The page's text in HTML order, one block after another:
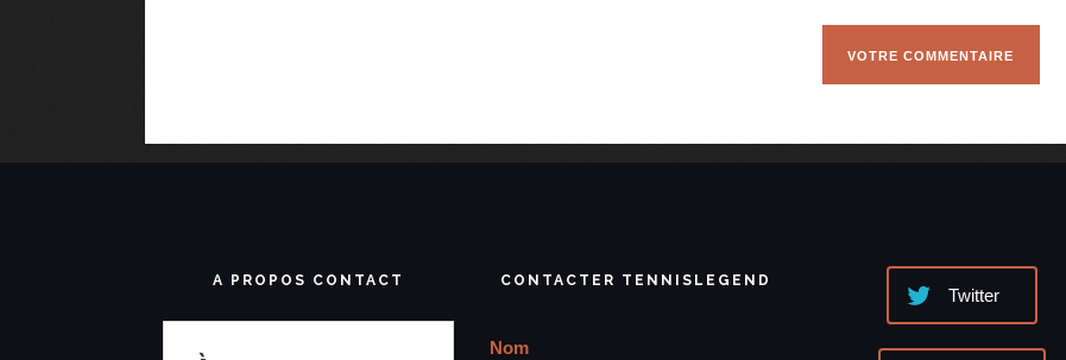
A PROPOS CONTACT CONTACTER TENNISLEGEND
Nom
Twitter